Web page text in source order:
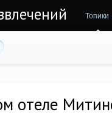
Топики
отеле